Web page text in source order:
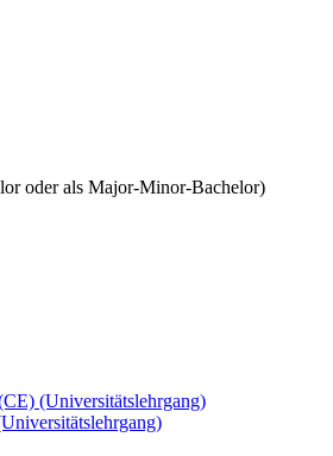
oder als Major-Minor-Bachelor)
(Universitätslehrgang)